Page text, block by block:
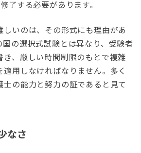
了する必要があります。
しいのは、その形式にも理由があ
国の選択式試験とは異なり、受験者
き、厳しい時間制限のもとで複雑
適用しなければなりません。多く
士の能力と努力の証であると見て
なさ